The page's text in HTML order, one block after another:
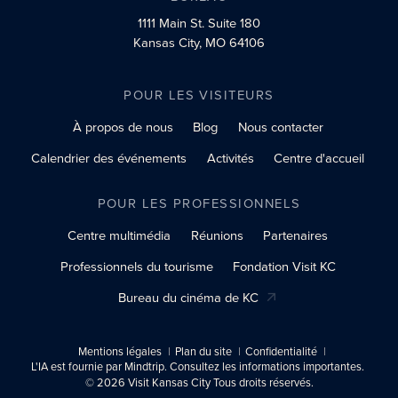
1111 Main St.Suite 180
Kansas City, MO 64106
POUR LES VISITEURS
À propos de nous
Blog
Nous contacter
Calendrier des événements
Activités Centre d'accueil
POUR LES PROFESSIONNELS
Centre multimédia
Réunions
Partenaires
Professionnels du tourisme
Fondation Visit KC
Bureau du cinéma de KC
Mentions légales Plan du site
Confidentialité
L'IA est fournie par Mindtrip. Consultez les informations importantes.
© 2026 Visit Kansas City Tous droits réservés.